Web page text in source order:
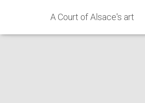
A Court of Alsace's art